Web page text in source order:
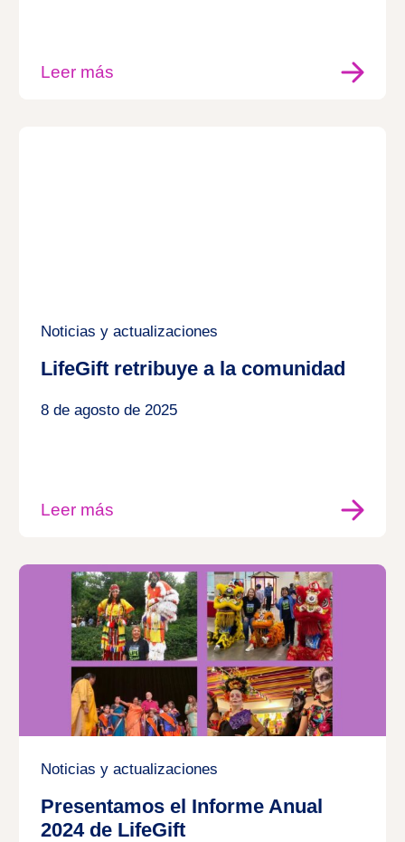
Leer más
Noticias y actualizaciones
LifeGift retribuye a la comunidad
8 de agosto de 2025
Leer más
Noticias y actualizaciones
Presentamos el Informe Anual
2024 de LifeGift